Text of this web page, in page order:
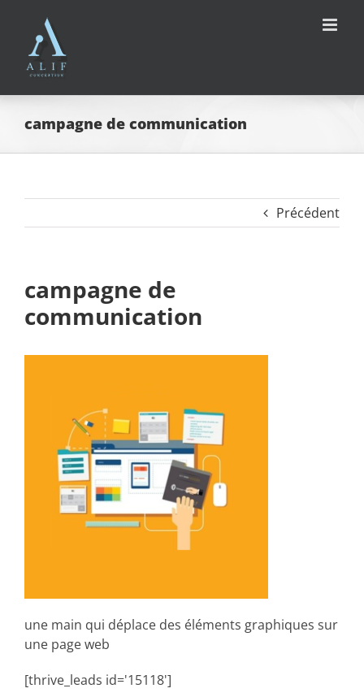
contenu
campagne de communication
Précédent
campagne de
communication
une main qui déplace des éléments graphiques sur
une page web
[thrive_leads id='15118']